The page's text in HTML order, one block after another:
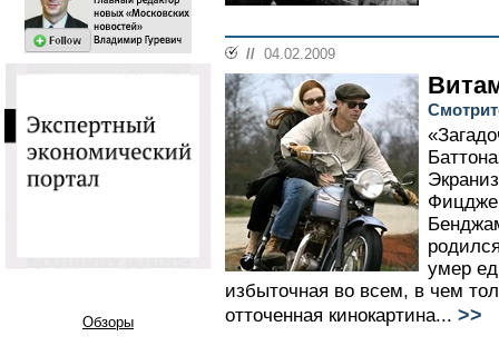
Обзоры
// 04.02.2009
умер
избыточная во всем, в чем
отточенная кинокартина... >>